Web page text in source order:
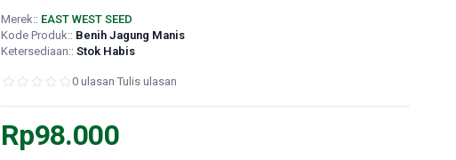
Merek:: EAST WEST SEED
Kode Produk:: Benih Jagung Manis
Ketersediaan:: Stok Habis
0 ulasan Tulis ulasan
Rp98.000